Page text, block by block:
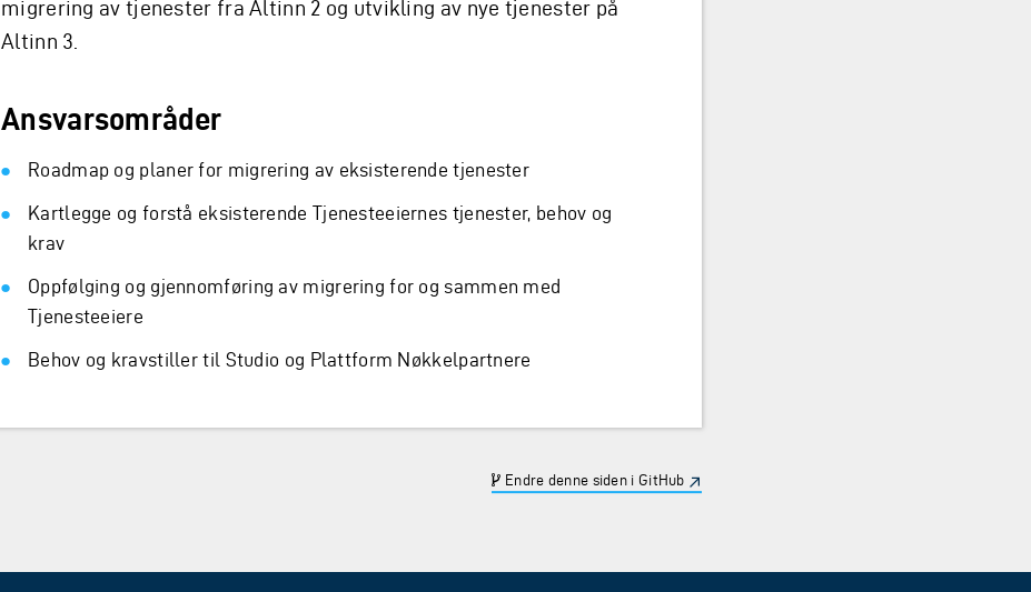
migrering av tjenester fra Altinn 2 og utvikling av nye tjenester på
Altinn 3.
Ansvarsområder
Roadmap og planer for migrering av eksisterende tjenester
Kartlegge og forstå eksisterende Tjenesteeiernes tjenester, behov og
krav
Oppfølging og gjennomføring av migrering for og sammen med
Tjenesteeiere
Behov og kravstiller til Studio og Plattform Nøkkelpartnere
Endre denne siden i GitHub